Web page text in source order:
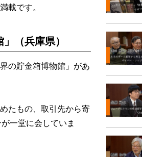
載です。
（兵庫県）
の貯金箱博物館」があ
たもの、取引先から寄
一堂に会していま